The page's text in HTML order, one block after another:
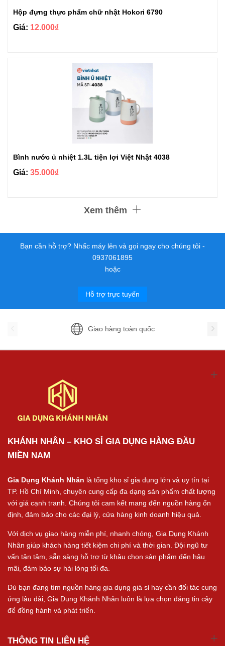
Hộp đựng thực phẩm chữ nhật Hokori 6790
Giá: 12.000₫
Bình nước ủ nhiệt 1.3L tiện lợi Việt Nhật 4038
Giá: 35.000₫
Xem thêm
Bạn cần hỗ trợ? Nhấc máy lên và gọi ngay cho chúng tôi -
0937061895
hoặc
Hỗ trợ trực tuyến
Giao hàng toàn quốc
KHÁNH NHÂN – KHO SỈ GIA DỤNG HÀNG ĐẦU
MIỀN NAM
Gia Dụng Khánh Nhân là tổng kho sỉ gia dụng lớn và uy tín tại
TP. Hồ Chí Minh, chuyên cung cấp đa dạng sản phẩm chất lượng
với giá cạnh tranh. Chúng tôi cam kết mang đến nguồn hàng ổn
định, đảm bảo cho các đại lý, cửa hàng kinh doanh hiệu quả.
Với dịch vụ giao hàng miễn phí, nhanh chóng, Gia Dụng Khánh
Nhân giúp khách hàng tiết kiệm chi phí và thời gian. Đội ngũ tư
vấn tận tâm, sẵn sàng hỗ trợ từ khâu chọn sản phẩm đến hậu
mãi, đảm bảo sự hài lòng tối đa.
Dù bạn đang tìm nguồn hàng gia dụng giá sỉ hay cần đối tác cung
ứng lâu dài, Gia Dụng Khánh Nhân luôn là lựa chọn đáng tin cậy
để đồng hành và phát triển.
THÔNG TIN LIÊN HỆ